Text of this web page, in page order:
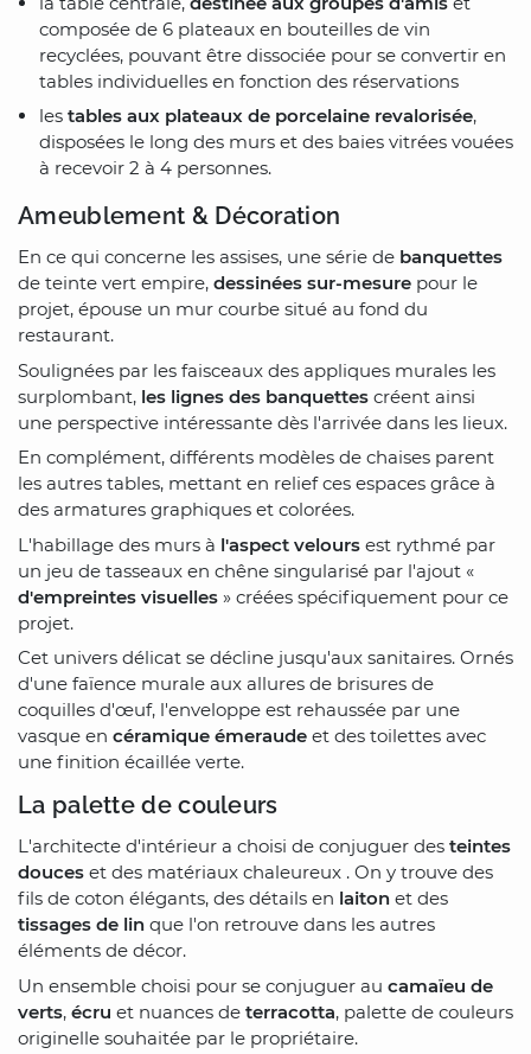
composée de 6 plateaux en bouteilles de vin
recyclées, pouvant être dissociée pour se convertir en
tables individuelles en fonction des réservations
les tables aux plateaux de porcelaine revalorisée,
disposées le long des murs et des baies vitrées vouées
à recevoir 2 à 4 personnes.
Ameublement & Décoration
En ce qui concerne les assises, une série de banquettes
de teinte vert empire, dessinées sur-mesure pour le
projet, épouse un mur courbe situé au fond du
restaurant.
Soulignées par les faisceaux des appliques murales les
surplombant, les lignes des banquettes créent ainsi
une perspective intéressante dès l'arrivée dans les lieux.
En complément, différents modèles de chaises parent
les autres tables, mettant en relief ces espaces grâce à
des armatures graphiques et colorées.
L'habillage des murs à l'aspect velours est rythmé par
un jeu de tasseaux en chêne singularisé par l'ajout «
d'empreintes visuelles » créées spécifiquement pour ce
projet.
Cet univers délicat se décline jusqu'aux sanitaires. Ornés
d'une faïence murale aux allures de brisures de
coquilles d'œuf, l'enveloppe est rehaussée par une
vasque en céramique émeraude et des toilettes avec
une finition écaillée verte.
La palette de couleurs
L'architecte d'intérieur a choisi de conjuguer des teintes
douces et des matériaux chaleureux . On y trouve des
fils de coton élégants, des détails en laiton et des
tissages de lin que l'on retrouve dans les autres
éléments de décor.
Un ensemble choisi pour se conjuguer au camaïeu de
verts, écru et nuances de terracotta, palette de couleurs
originelle souhaitée par le propriétaire.